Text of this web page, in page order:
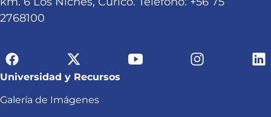
2768100
Universidad y Recursos
Galería de Imágenes